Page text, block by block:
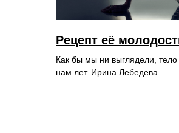
Рецепт её
Как бы мы ни выглядели, тело
нам лет. Ирина Лебедева